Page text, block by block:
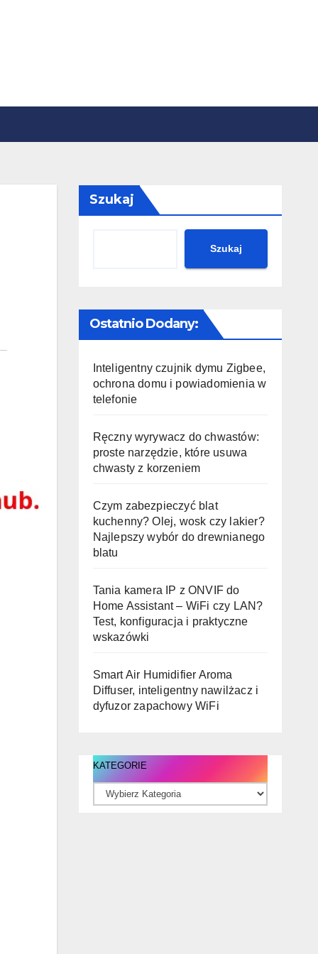
Szukaj
Szukaj
Ostatnio Dodany:
Inteligentny czujnik dymu Zigbee,
ochrona domu i powiadomienia w
telefonie
Ręczny wyrywacz do chwastów:
proste narzędzie, które usuwa
chwasty z korzeniem
Czym zabezpieczyć blat
kuchenny? Olej, wosk czy lakier?
Najlepszy wybór do drewnianego
blatu
Tania kamera IP z ONVIF do
Home Assistant – WiFi czy LAN?
Test, konfiguracja i praktyczne
wskazówki
Smart Air Humidifier Aroma
Diffuser, inteligentny nawilżacz i
dyfuzor zapachowy WiFi
KATEGORIE